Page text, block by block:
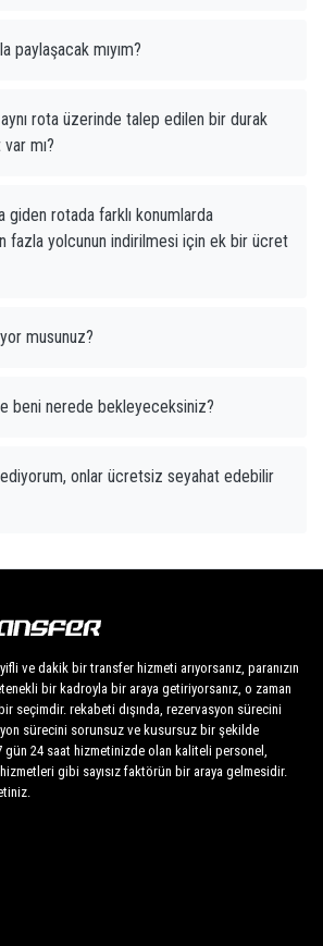
paylaşacak mıyım?
rota üzerinde talep edilen bir durak
mı?
giden rotada farklı konumlarda
fazla yolcunun indirilmesi için ek bir ücret
musunuz?
beni nerede bekleyeceksiniz?
onlar ücretsiz seyahat edebilir
ve dakik bir transfer hizmeti arıyorsanız, paranızın
bir kadroyla bir araya getiriyorsanız, o zaman
seçimdir. rekabeti dışında, rezervasyon sürecini
sürecini sorunsuz ve kusursuz bir şekilde
gün 24 saat hizmetinizde olan kaliteli personel,
gibi sayısız faktörün bir araya gelmesidir.